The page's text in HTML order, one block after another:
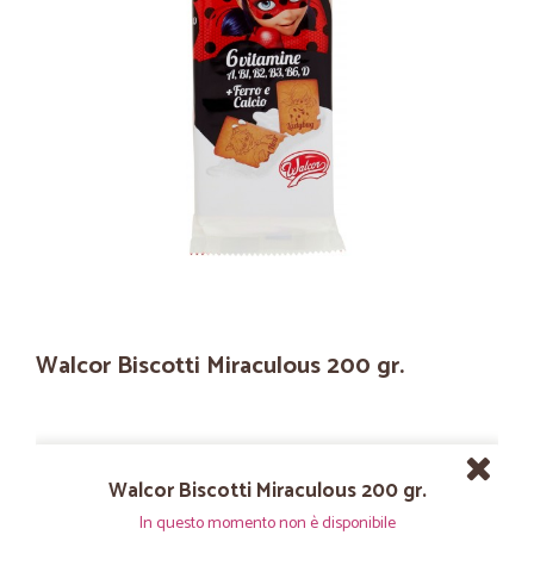
Walcor Biscotti Miraculous 200 gr.
Walcor Biscotti Miraculous 200 gr.
In questo momento non è disponibile